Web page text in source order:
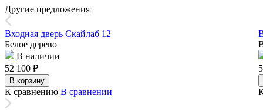
Другие предложения
Входная дверь Скайлаб 12
Белое дерево
В наличии
52 100 ₽
В корзину
К сравнению В сравнении